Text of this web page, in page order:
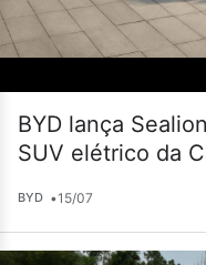
BYD lança
SUV elétrico da
BYD •15/07